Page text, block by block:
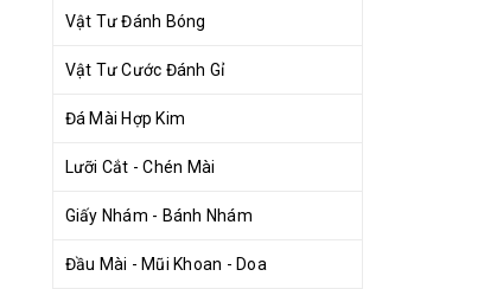
Vật Tư Đánh Bóng
Vật Tư Cước Đánh Gỉ
Đá Mài Hợp Kim
Lưỡi Cắt - Chén Mài
Giấy Nhám - Bánh Nhám
Đầu Mài - Mũi Khoan - Doa